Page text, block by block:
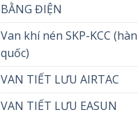
BẰNG ĐIỆN
Van khí nén SKP-KCC (hàn
quốc)
VAN TIẾT LƯU AIRTAC
VAN TIẾT LƯU EASUN